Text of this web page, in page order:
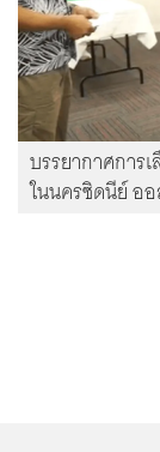
บรรยากาศการ
ในนครซิดนีย์ ออ